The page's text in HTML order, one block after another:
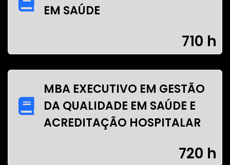
EM SAÚDE
710 h
MBA EXECUTIVO EM GESTÃO
DA QUALIDADE EM SAÚDE E
ACREDITAÇÃO HOSPITALAR
720 h